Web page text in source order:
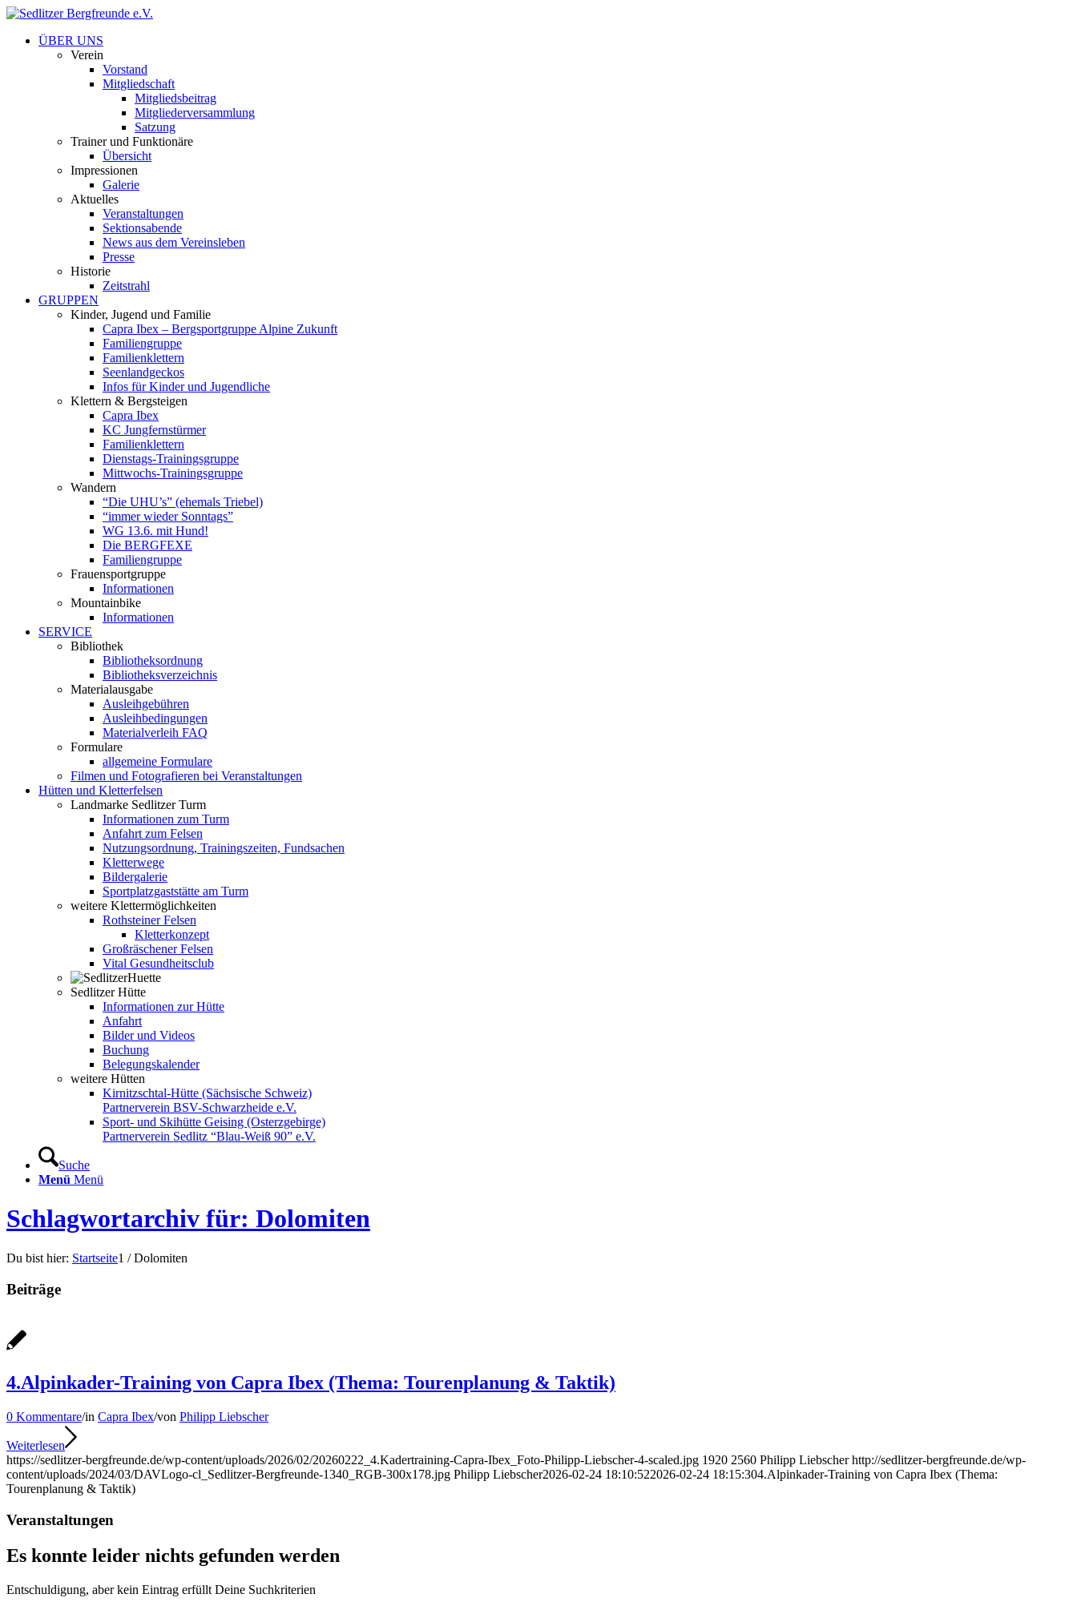
ÜBER UNS
Verein
Vorstand
Mitgliedschaft
Mitgliedsbeitrag
Mitgliederversammlung
Satzung
Trainer und Funktionäre
Übersicht
Impressionen
Galerie
Aktuelles
Veranstaltungen
Sektionsabende
News aus dem Vereinsleben
Presse
Historie
Zeitstrahl
GRUPPEN
Kinder, Jugend und Familie
Capra Ibex – Bergsportgruppe Alpine Zukunft
Familiengruppe
Familienklettern
Seenlandgeckos
Infos für Kinder und Jugendliche
Klettern & Bergsteigen
Capra Ibex
KC Jungfernstürmer
Familienklettern
Dienstags-Trainingsgruppe
Mittwochs-Trainingsgruppe
Wandern
“Die UHU’s” (ehemals Triebel)
“immer wieder Sonntags”
WG 13.6. mit Hund!
Die BERGFEXE
Familiengruppe
Frauensportgruppe
Informationen
Mountainbike
Informationen
SERVICE
Bibliothek
Bibliotheksordnung
Bibliotheksverzeichnis
Materialausgabe
Ausleihgebühren
Ausleihbedingungen
Materialverleih FAQ
Formulare
allgemeine Formulare
Filmen und Fotografieren bei Veranstaltungen
Hütten und Kletterfelsen
Landmarke Sedlitzer Turm
Informationen zum Turm
Anfahrt zum Felsen
Nutzungsordnung, Trainingszeiten, Fundsachen
Kletterwege
Bildergalerie
Sportplatzgaststätte am Turm
weitere Klettermöglichkeiten
Rothsteiner Felsen
Kletterkonzept
Großräschener Felsen
Vital Gesundheitsclub
Sedlitzer Hütte
Informationen zur Hütte
Anfahrt
Bilder und Videos
Buchung
Belegungskalender
weitere Hütten
Kirnitzschtal-Hütte (Sächsische Schweiz)
Partnerverein BSV-Schwarzheide e.V.
Sport- und Skihütte Geising (Osterzgebirge)
Partnerverein Sedlitz “Blau-Weiß 90” e.V.
Suche
Menü Menü
Schlagwortarchiv für: Dolomiten
Du bist hier: Startseite1 / Dolomiten
Beiträge
4.Alpinkader-Training von Capra Ibex (Thema: Tourenplanung & Taktik)
0 Kommentare/in Capra Ibex/von Philipp Liebscher
Weiterlesen
https://sedlitzer-bergfreunde.de/wp-content/uploads/2026/02/20260222_4.Kadertraining-Capra-Ibex_Foto-Philipp-Liebscher-4-scaled.jpg 1920 2560 Philipp Liebscher http://sedlitzer-bergfreunde.de/wp-
content/uploads/2024/03/DAVLogo-cl_Sedlitzer-Bergfreunde-1340_RGB-300x178.jpg Philipp Liebscher2026-02-24 18:10:522026-02-24 18:15:304.Alpinkader-Training von Capra Ibex (Thema:
Tourenplanung & Taktik)
Veranstaltungen
Es konnte leider nichts gefunden werden
Entschuldigung, aber kein Eintrag erfüllt Deine Suchkriterien